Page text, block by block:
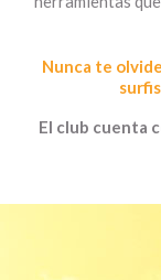
Nunca te
El club cuenta